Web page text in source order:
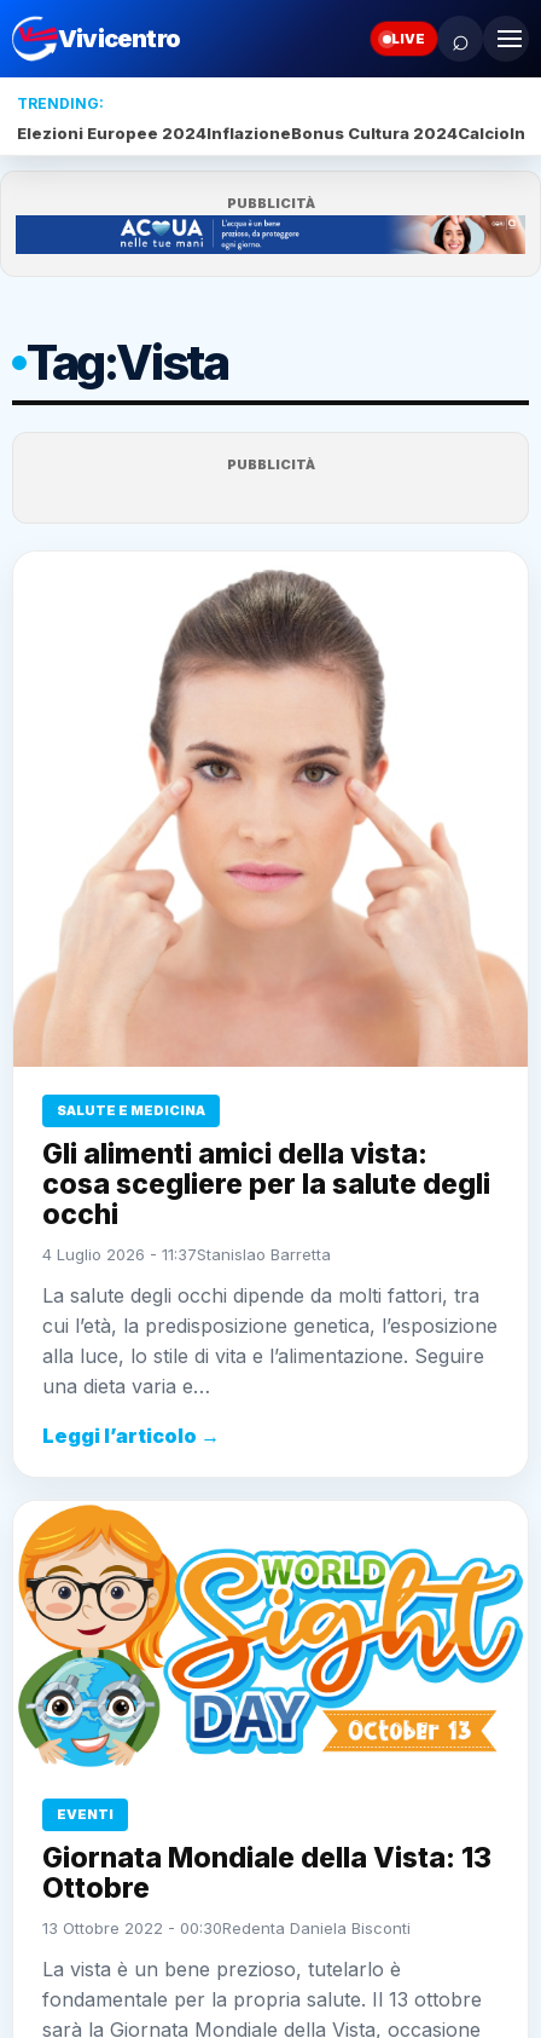
Vivicentro LIVE ⌕
TRENDING:
Elezioni Europee 2024InflazioneBonus Cultura 2024Calcio
PUBBLICITÀ
Tag:Vista
PUBBLICITÀ
SALUTE E MEDICINA
Gli alimenti amici della vista:
cosa scegliere per la salute degli
occhi
4 Luglio 2026 - 11:37Stanislao Barretta
La salute degli occhi dipende da molti fattori, tra
cui l’età, la predisposizione genetica, l’esposizione
alla luce, lo stile di vita e l’alimentazione. Seguire
una dieta varia e…
Leggi l’articolo →
EVENTI
Giornata Mondiale della Vista: 13
Ottobre
13 Ottobre 2022 - 00:30Redenta Daniela Bisconti
La vista è un bene prezioso, tutelarlo è
fondamentale per la propria salute. Il 13 ottobre
sarà la Giornata Mondiale della Vista, occasione